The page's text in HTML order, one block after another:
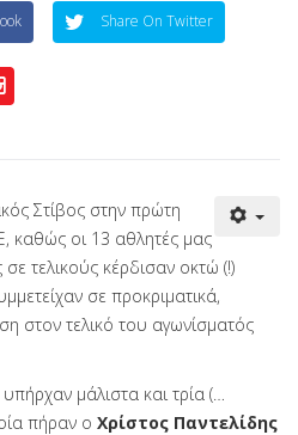
Share On Twitter
Στίβος στην πρώτη
καθώς οι 13 αθλητές μας
τελικούς κέρδισαν οκτώ (!)
σε προκριματικά,
στον τελικό του αγωνίσματός
μάλιστα και τρία (…
πήραν ο Χρίστος Παντελίδης